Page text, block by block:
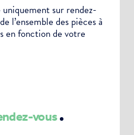
sur rendez-
l’ensemble des pièces à
en fonction de votre